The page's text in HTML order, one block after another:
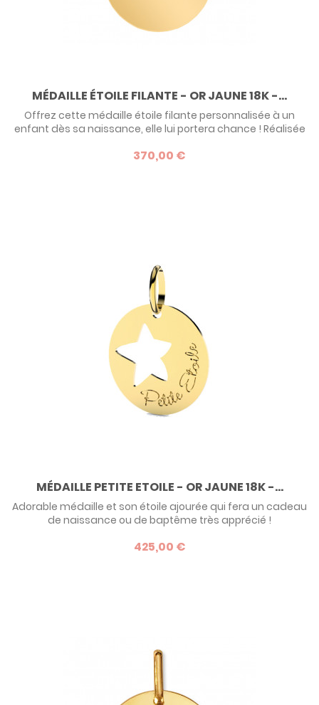
MÉDAILLE ÉTOILE FILANTE - OR JAUNE 18K -...
Offrez cette médaille étoile filante personnalisée à un
enfant dès sa naissance, elle lui portera chance ! Réalisée
médaille allie la tradition à la modernité. Personnalisable
370,00 €
MÉDAILLE PETITE ETOILE - OR JAUNE 18K -...
Adorable médaille et son étoile ajourée qui fera un cadeau
de naissance ou de baptême très apprécié !
425,00 €